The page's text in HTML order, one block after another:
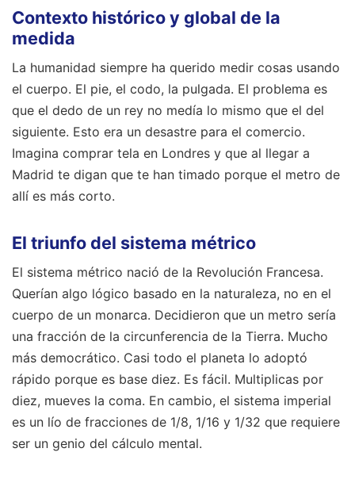
Contexto histórico y global de la
medida
La humanidad siempre ha querido medir cosas usando
el cuerpo. El pie, el codo, la pulgada. El problema es
que el dedo de un rey no medía lo mismo que el del
siguiente. Esto era un desastre para el comercio.
Imagina comprar tela en Londres y que al llegar a
Madrid te digan que te han timado porque el metro de
allí es más corto.
El triunfo del sistema métrico
El sistema métrico nació de la Revolución Francesa.
Querían algo lógico basado en la naturaleza, no en el
cuerpo de un monarca. Decidieron que un metro sería
una fracción de la circunferencia de la Tierra. Mucho
más democrático. Casi todo el planeta lo adoptó
rápido porque es base diez. Es fácil. Multiplicas por
diez, mueves la coma. En cambio, el sistema imperial
es un lío de fracciones de 1/8, 1/16 y 1/32 que requiere
ser un genio del cálculo mental.